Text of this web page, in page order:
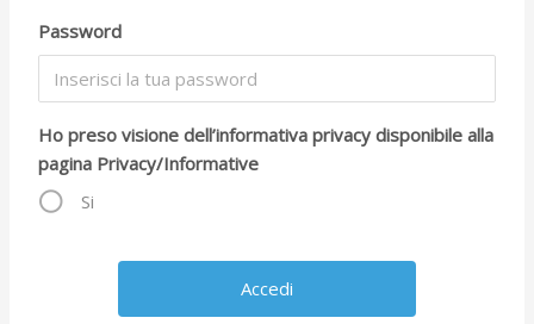
Password
Ho preso visione dell’informativa privacy disponibile alla
pagina Privacy/Informative
Si